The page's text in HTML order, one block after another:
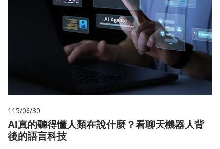
115/06/30
AI真的聽得懂人類在說什麼？看聊天機器人背
後的語言科技